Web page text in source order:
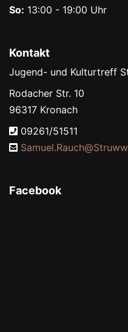
So: 13:00 - 19:00 Uhr
Kontakt
Jugend- und Kulturtreff
Rodacher Str. 10
96317 Kronach
09261/51511
Samuel.Rauch@
Facebook